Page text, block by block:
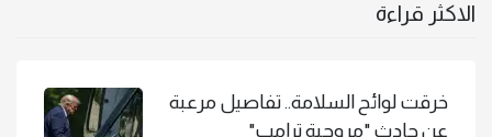
الاكثر قراءة
خرقت لوائح السلامة.. تفاصيل مرعبة
عن حادث "مروحية ترامب"